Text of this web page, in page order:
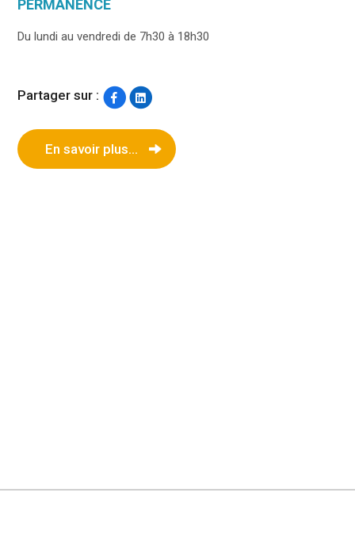
PERMANENCE
Du lundi au vendredi de 7h30 à 18h30
Partager sur :
En savoir plus...